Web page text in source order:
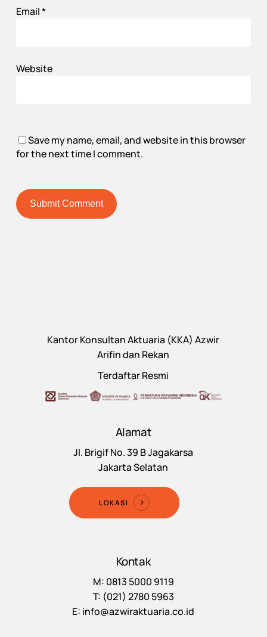
Email*
Website
Save my name, email, and website in this browser
for the next time I comment.
Kantor Konsultan Aktuaria (KKA) Azwir
Arifin dan Rekan
Terdaftar Resmi
Alamat
Jl. Brigif No. 39 B Jagakarsa
Jakarta Selatan
LOKASI
Kontak
M: 0813 5000 9119
T: (021) 2780 5963
E: info@azwiraktuaria.co.id